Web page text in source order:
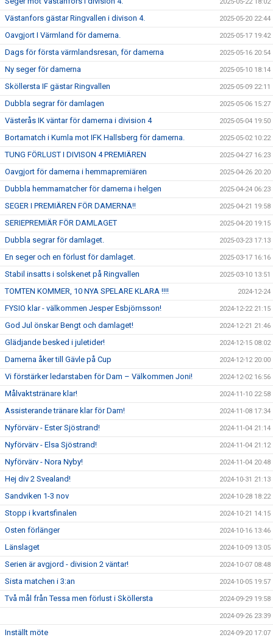
Västanfors gästar Ringvallen i divison 4. 2025-05-20 22:44
Oavgjort I Värmland för damerna. 2025-05-17 19:42
Dags för första värmlandsresan, för damerna 2025-05-16 20:54
Ny seger för damerna 2025-05-10 18:14
Sköllersta IF gästar Ringvallen 2025-05-09 22:11
Dubbla segrar för damlagen 2025-05-06 15:27
Västerås IK väntar för damerna i division 4 2025-05-04 19:50
Bortamatch i Kumla mot IFK Hallsberg för damerna. 2025-05-02 10:22
TUNG FÖRLUST I DIVISON 4 PREMIÄREN 2025-04-27 16:23
Oavgjort för damerna i hemmapremiären 2025-04-26 20:20
Dubbla hemmamatcher för damerna i helgen 2025-04-24 06:23
SEGER I PREMIÄREN FÖR DAMERNA!! 2025-04-21 19:58
SERIEPREMIÄR FÖR DAMLAGET 2025-04-20 19:15
Dubbla segrar för damlaget. 2025-03-23 17:13
En seger och en förlust för damlaget. 2025-03-17 16:16
Stabil insatts i solskenet på Ringvallen 2025-03-10 13:51
TOMTEN KOMMER, 10 NYA SPELARE KLARA !!!! 2024-12-24
FYSIO klar - välkommen Jesper Esbjörnsson! 2024-12-22 21:15
God Jul önskar Bengt och damlaget! 2024-12-21 21:46
Glädjande besked i juletider! 2024-12-15 08:02
Damerna åker till Gävle på Cup 2024-12-12 20:00
Vi förstärker ledarstaben för Dam – Välkommen Joni! 2024-12-02 16:56
Målvaktstränare klar! 2024-11-10 22:58
Assisterande tränare klar för Dam! 2024-11-08 17:34
Nyförvärv - Ester Sjöstrand! 2024-11-04 21:14
Nyförvärv - Elsa Sjöstrand! 2024-11-04 21:12
Nyförvärv - Nora Nyby! 2024-11-04 20:48
Hej div 2 Svealand! 2024-10-31 21:13
Sandviken 1-3 nov 2024-10-28 18:22
Stopp i kvartsfinalen 2024-10-21 14:15
Osten förlänger 2024-10-16 13:46
Länslaget 2024-10-09 13:05
Serien är avgjord - division 2 väntar! 2024-10-07 08:48
Sista matchen i 3:an 2024-10-05 19:57
Två mål från Tessa men förlust i Sköllersta 2024-09-29 19:58
2024-09-26 23:39
Inställt möte 2024-09-20 17:07